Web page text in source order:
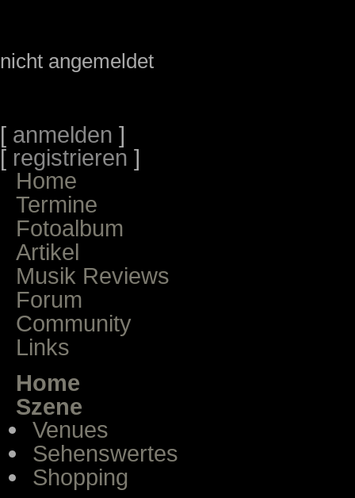
nicht angemeldet
[ anmelden ]
[ registrieren ]
Home
Termine
Fotoalbum
Artikel
Musik Reviews
Forum
Community
Links
Home
Szene
Venues
Sehenswertes
Shopping